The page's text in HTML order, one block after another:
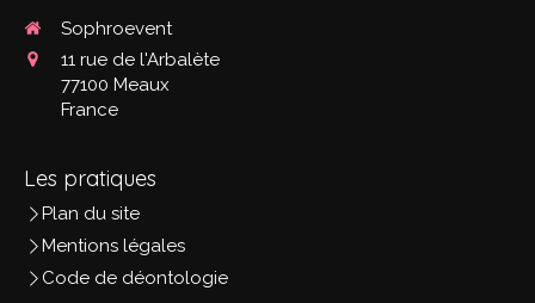
Sophroevent
11 rue de l'Arbalète
77100 Meaux
France
Les pratiques
Plan du site
Mentions légales
Code de déontologie